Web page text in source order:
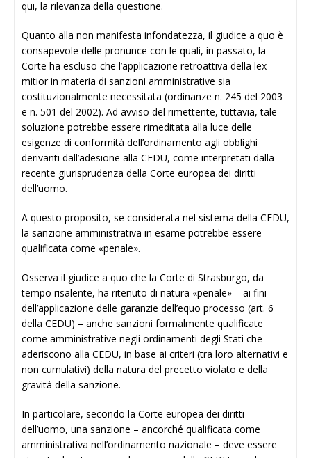
qui, la rilevanza della questione.
Quanto alla non manifesta infondatezza, il giudice a quo è
consapevole delle pronunce con le quali, in passato, la
Corte ha escluso che l’applicazione retroattiva della lex
mitior in materia di sanzioni amministrative sia
costituzionalmente necessitata (ordinanze n. 245 del 2003
e n. 501 del 2002). Ad avviso del rimettente, tuttavia, tale
soluzione potrebbe essere rimeditata alla luce delle
esigenze di conformità dell’ordinamento agli obblighi
derivanti dall’adesione alla CEDU, come interpretati dalla
recente giurisprudenza della Corte europea dei diritti
dell’uomo.
A questo proposito, se considerata nel sistema della CEDU,
la sanzione amministrativa in esame potrebbe essere
qualificata come «penale».
Osserva il giudice a quo che la Corte di Strasburgo, da
tempo risalente, ha ritenuto di natura «penale» – ai fini
dell’applicazione delle garanzie dell’equo processo (art. 6
della CEDU) – anche sanzioni formalmente qualificate
come amministrative negli ordinamenti degli Stati che
aderiscono alla CEDU, in base ai criteri (tra loro alternativi e
non cumulativi) della natura del precetto violato e della
gravità della sanzione.
In particolare, secondo la Corte europea dei diritti
dell’uomo, una sanzione – ancorché qualificata come
amministrativa nell’ordinamento nazionale – deve essere